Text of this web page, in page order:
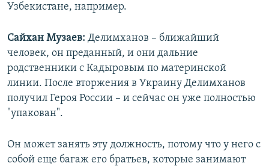
Узбекистане, например.
Сайхан Музаев: Делимханов – ближайший
человек, он преданный, и они дальние
родственники с Кадыровым по материнской
линии. После вторжения в Украину Делимханов
получил Героя России – и сейчас он уже полностью
"упакован".
Он может занять эту должность, потому что у него с
собой еще багаж его братьев, которые занимают